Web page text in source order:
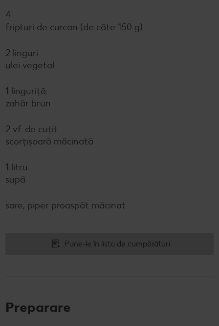
4
fripturi de curcan (de câte 150 g)
2 linguri
ulei vegetal
1 linguriță
zahăr brun
2 vf. de cuțit
scorțișoară măcinată
1 litru
supă
sare, piper proaspăt măcinat
Pune-le în lista de cumpărături
Preparare